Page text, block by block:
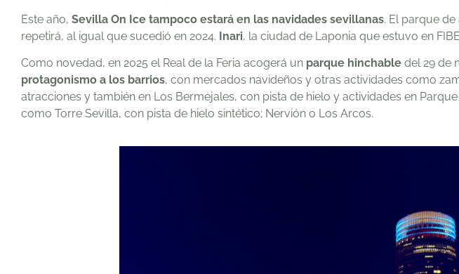
Este año, Sevilla On Ice tampoco estará en las navidades sevillanas. El parque
repetirá, al igual que sucedió en 2024. Inari, la ciudad de Laponia que estuvo en
Como novedad, en 2025 el Real de la Feria acogerá un parque hinchable del 29 de
protagonismo a los barrios, con mercados navideños y otras actividades como
atracciones y también en Los Bermejales, con pista de hielo y actividades en
como Torre Sevilla, con pista de hielo sintético; Nervión o Los Arcos.